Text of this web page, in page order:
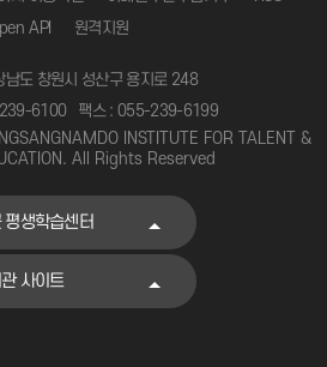
API
원격지원
도 창원시 성산구 용지로 248
6100
팩스 : 055-239-6199
INSTITUTE FOR TALENT &
All Rights Reserved
평생학습센터
사이트